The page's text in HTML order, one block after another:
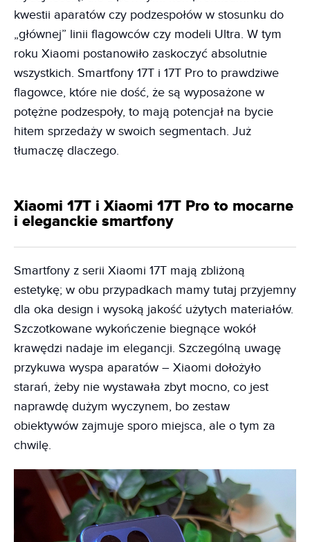
kwestii aparatów czy podzespołów w stosunku do
„głównej” linii flagowców czy modeli Ultra. W tym
roku Xiaomi postanowiło zaskoczyć absolutnie
wszystkich. Smartfony 17T i 17T Pro to prawdziwe
flagowce, które nie dość, że są wyposażone w
potężne podzespoły, to mają potencjał na bycie
hitem sprzedaży w swoich segmentach. Już
tłumaczę dlaczego.
Xiaomi 17T i Xiaomi 17T Pro to mocarne
i eleganckie smartfony
Smartfony z serii Xiaomi 17T mają zbliżoną
estetykę; w obu przypadkach mamy tutaj przyjemny
dla oka design i wysoką jakość użytych materiałów.
Szczotkowane wykończenie biegnące wokół
krawędzi nadaje im elegancji. Szczególną uwagę
przykuwa wyspa aparatów – Xiaomi dołożyło
starań, żeby nie wystawała zbyt mocno, co jest
naprawdę dużym wyczynem, bo zestaw
obiektywów zajmuje sporo miejsca, ale o tym za
chwilę.